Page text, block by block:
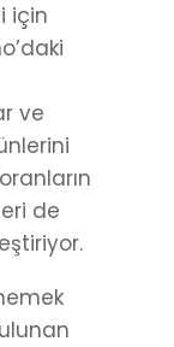
için
ve
de